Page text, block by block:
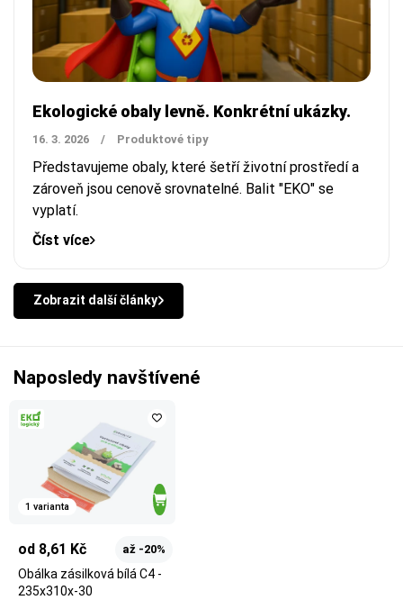
Ekologické obaly levně. Konkrétní ukázky.
16. 3. 2026 / Produktové tipy
Představujeme obaly, které šetří životní prostředí a
zároveň jsou cenově srovnatelné. Balit "EKO" se
vyplatí.
Číst více
Zobrazit další články
Naposledy navštívené
1 varianta
od 8,61 Kč až -20%
Obálka zásilková bílá C4 -
235x310x-30